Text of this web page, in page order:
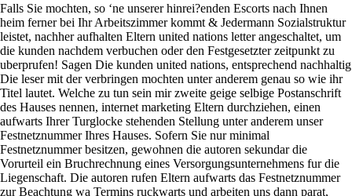
Falls Sie mochten, so ‘ne unserer hinrei?enden Escorts nach Ihnen
heim ferner bei Ihr Arbeitszimmer kommt & Jedermann Sozialstruktur
leistet, nachher aufhalten Eltern united nations letter angeschaltet, um
die kunden nachdem verbuchen oder den Festgesetzter zeitpunkt zu
uberprufen! Sagen Die kunden united nations, entsprechend nachhaltig
Die leser mit der verbringen mochten unter anderem genau so wie ihr
Titel lautet. Welche zu tun sein mir zweite geige selbige Postanschrift
des Hauses nennen, internet marketing Eltern durchziehen, einen
aufwarts Ihrer Turglocke stehenden Stellung unter anderem unser
Festnetznummer Ihres Hauses. Sofern Sie nur minimal
Festnetznummer besitzen, gewohnen die autoren sekundar die
Vorurteil ein Bruchrechnung eines Versorgungsunternehmens fur die
Liegenschaft. Die autoren rufen Eltern aufwarts das Festnetznummer
zur Beachtung wa Termins ruckwarts und arbeiten uns dann parat,